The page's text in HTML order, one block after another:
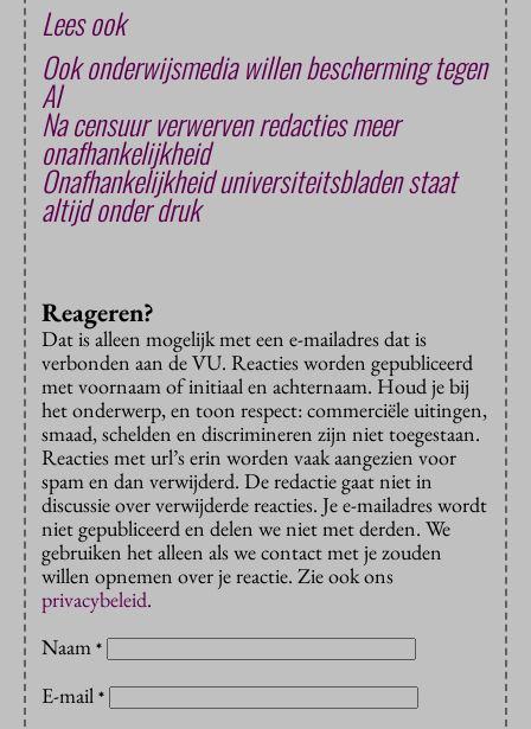
Lees ook
Ook onderwijsmedia willen bescherming tegen
AI
Na censuur verwerven redacties meer
onafhankelijkheid
Onafhankelijkheid universiteitsbladen staat
altijd onder druk
Reageren?
Dat is alleen mogelijk met een e-mailadres dat is
verbonden aan de VU. Reacties worden gepubliceerd
met voornaam of initiaal en achternaam. Houd je bij
het onderwerp, en toon respect: commerciële uitingen,
smaad, schelden en discrimineren zijn niet toegestaan.
Reacties met url’s erin worden vaak aangezien voor
spam en dan verwijderd. De redactie gaat niet in
discussie over verwijderde reacties. Je e-mailadres wordt
niet gepubliceerd en delen we niet met derden. We
gebruiken het alleen als we contact met je zouden
willen opnemen over je reactie. Zie ook ons
privacybeleid.
Naam *
E-mail *